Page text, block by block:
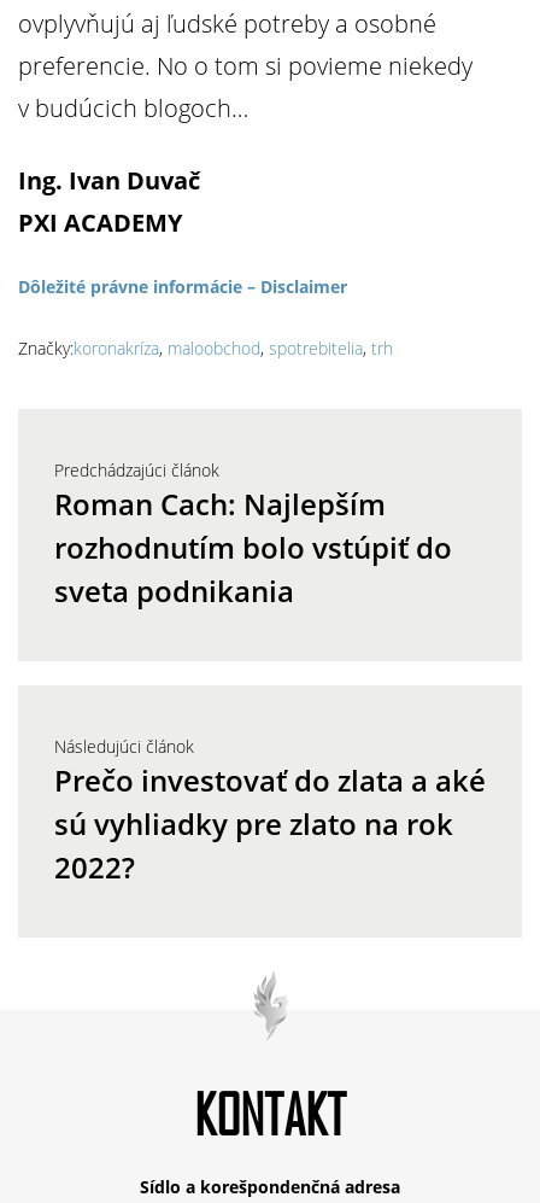
ovplyvňujú aj ľudské potreby a osobné
preferencie. No o tom si povieme niekedy
v budúcich blogoch…
Ing. Ivan Duvač
PXI ACADEMY
Dôležité právne informácie – Disclaimer
Značky:koronakríza, maloobchod, spotrebitelia, trh
Predchádzajúci článok
Roman Cach: Najlepším
rozhodnutím bolo vstúpiť do
sveta podnikania
Následujúci článok
Prečo investovať do zlata a aké
sú vyhliadky pre zlato na rok
2022?
KONTAKT
Sídlo a korešpondenčná adresa